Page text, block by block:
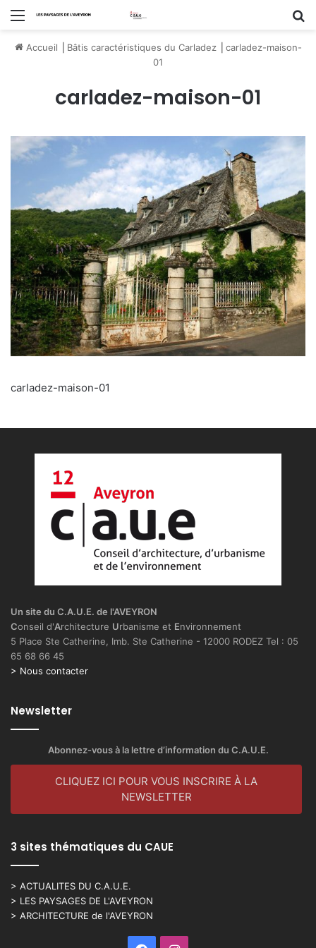
Menu
Accueil Bâtis caractéristiques du Carladez
carladez-maison-
01
carladez-maison-01
carladez-maison-01
Un site du C.A.U.E. de l'AVEYRON
Conseil d'Architecture Urbanisme et Environnement
5 Place Ste Catherine, Imb. Ste Catherine - 12000 RODEZ Tel : 05
65 68 66 45
> Nous contacter
Newsletter
Abonnez-vous à la lettre d’information du C.A.U.E.
CLIQUEZ ICI POUR VOUS INSCRIRE À LA
NEWSLETTER
3 sites thématiques du CAUE
> ACTUALITES DU C.A.U.E.
> LES PAYSAGES DE L'AVEYRON
> ARCHITECTURE de l'AVEYRON